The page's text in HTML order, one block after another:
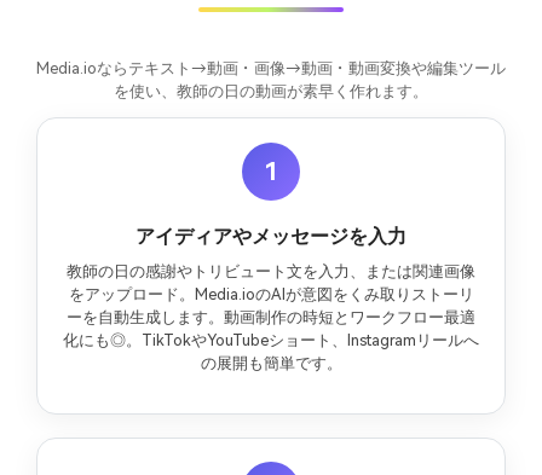
Media.ioならテキスト→動画・画像→動画・動画変換や編集ツール
を使い、教師の日の動画が素早く作れます。
1
アイディアやメッセージを入力
教師の日の感謝やトリビュート文を入力、または関連画像
をアップロード。Media.ioのAIが意図をくみ取りストーリ
ーを自動生成します。動画制作の時短とワークフロー最適
化にも◎。TikTokやYouTubeショート、Instagramリールへ
の展開も簡単です。